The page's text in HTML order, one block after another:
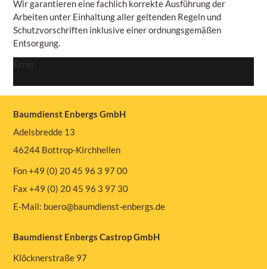
Wir garantieren eine fachlich korrekte Ausführung der
Arbeiten unter Einhaltung aller geltenden Regeln und
Schutzvorschriften inklusive einer ordnungsgemäßen
Entsorgung.
Error
Baumdienst Enbergs GmbH
Adelsbredde 13
46244 Bottrop-Kirchhellen
Fon +49 (0) 20 45 96 3 97 00
Fax +49 (0) 20 45 96 3 97 30
E-Mail: buero@baumdienst-enbergs.de
Baumdienst Enbergs Castrop GmbH
Klöcknerstraße 97